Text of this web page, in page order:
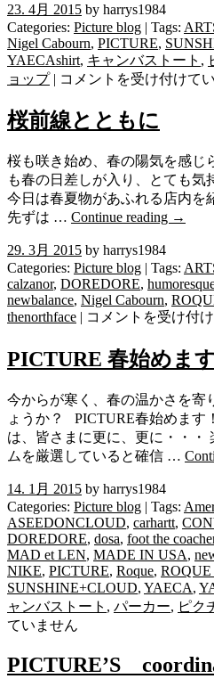
23. 4月 2015 by harrys1984
Categories: Picture blog | Tags:
Nigel Cabourn, PICTURE,
YAECAshirt, キャンバストート ,
ョップ| 入
情
報
と
今
の
店
内
で
す！！
は
コメントを受け付けて
桜前線とともに
桜も咲き始め、春の陽気を感じ
も春の日差しが入り、とても気
今日は春夏物があふれる店内
先ずは … Continue reading →
29. 3月 2015 by harrys1984
Categories: Picture blog | Tags:
calzanor, DOREDORE,
newbalance, Nigel Cabourn,
thenorthface | 桜
線
と
と
も
に
は
コメントを受け付
PICTURE 春始めます
今からが寒く、春の温かさを寄
ょうか？ PICTURE春始めま
は、皆さまに更に、更に・・・
ムを厳選していると確信 …
14. 1月 2015 by harrys1984
Categories: Picture blog | Tags:
ASEEDONCLOUD, carhartt,
DOREDORE, dosa, foot the
MAD et LEN, MADE IN USA,
NIKE, PICTURE, Roque,
SUNSHINE+CLOUD, YAECA,
ャンバストート , パーカー, ピク
ていません
PICTURE’S